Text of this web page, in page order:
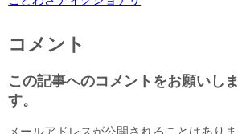
コメント
この記事へのコメントをお願いしま
す。